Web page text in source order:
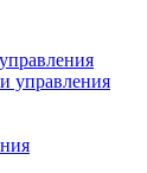
управления